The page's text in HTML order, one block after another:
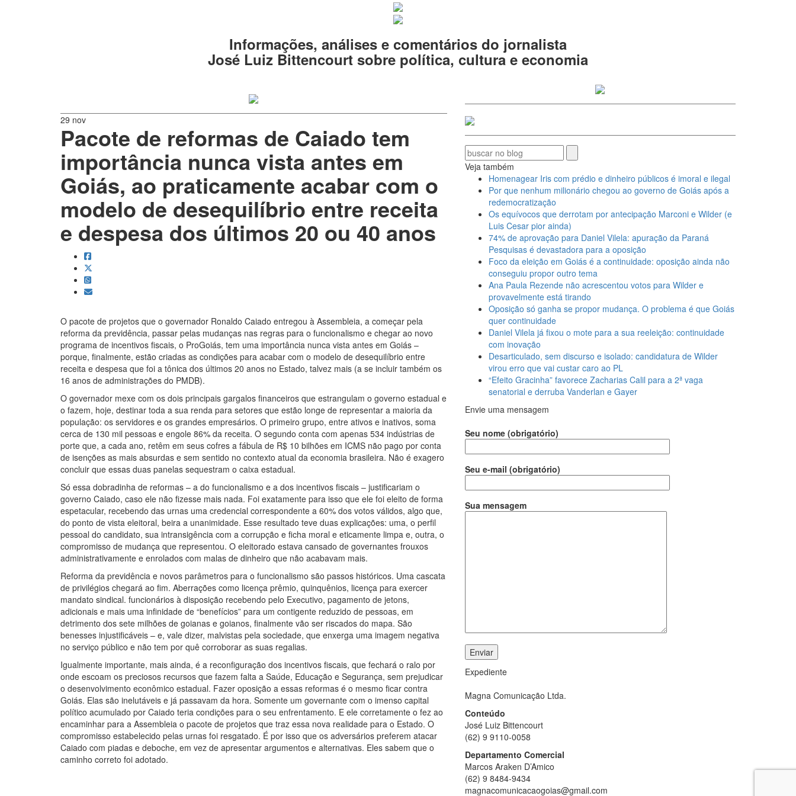
Informações, análises e comentários do jornalista
José Luiz Bittencourt sobre política, cultura e economia
29 nov
Pacote de reformas de Caiado tem
importância nunca vista antes em
Goiás, ao praticamente acabar com o
modelo de desequilíbrio entre receita
e despesa dos últimos 20 ou 40 anos
O pacote de projetos que o governador Ronaldo Caiado entregou à Assembleia, a começar pela
reforma da previdência, passar pelas mudanças nas regras para o funcionalismo e chegar ao novo
programa de incentivos fiscais, o ProGoiás, tem uma importância nunca vista antes em Goiás –
porque, finalmente, estão criadas as condições para acabar com o modelo de desequilíbrio entre
receita e despesa que foi a tônica dos últimos 20 anos no Estado, talvez mais (a se incluir também os
16 anos de administrações do PMDB).
O governador mexe com os dois principais gargalos financeiros que estrangulam o governo estadual e
o fazem, hoje, destinar toda a sua renda para setores que estão longe de representar a maioria da
população: os servidores e os grandes empresários. O primeiro grupo, entre ativos e inativos, soma
cerca de 130 mil pessoas e engole 86% da receita. O segundo conta com apenas 534 indústrias de
porte que, a cada ano, retêm em seus cofres a fábula de R$ 10 bilhões em ICMS não pago por conta
de isenções as mais absurdas e sem sentido no contexto atual da economia brasileira. Não é exagero
concluir que essas duas panelas sequestram o caixa estadual.
Só essa dobradinha de reformas – a do funcionalismo e a dos incentivos fiscais – justificariam o
governo Caiado, caso ele não fizesse mais nada. Foi exatamente para isso que ele foi eleito de forma
espetacular, recebendo das urnas uma credencial correspondente a 60% dos votos válidos, algo que,
do ponto de vista eleitoral, beira a unanimidade. Esse resultado teve duas explicações: uma, o perfil
pessoal do candidato, sua intransigência com a corrupção e ficha moral e eticamente limpa e, outra, o
compromisso de mudança que representou. O eleitorado estava cansado de governantes frouxos
administrativamente e enrolados com malas de dinheiro que não acabavam mais.
Reforma da previdência e novos parâmetros para o funcionalismo são passos históricos. Uma cascata
de privilégios chegará ao fim. Aberrações como licença prêmio, quinquênios, licença para exercer
mandato sindical. funcionários à disposição recebendo pelo Executivo, pagamento de jetons,
adicionais e mais uma infinidade de “benefícios” para um contigente reduzido de pessoas, em
detrimento dos sete milhões de goianas e goianos, finalmente vão ser riscados do mapa. São
benesses injustificáveis – e, vale dizer, malvistas pela sociedade, que enxerga uma imagem negativa
no serviço público e não tem por quê corroborar as suas regalias.
Igualmente importante, mais ainda, é a reconfiguração dos incentivos fiscais, que fechará o ralo por
onde escoam os preciosos recursos que fazem falta a Saúde, Educação e Segurança, sem prejudicar
o desenvolvimento econômico estadual. Fazer oposição a essas reformas é o mesmo ficar contra
Goiás. Elas são inelutáveis e já passavam da hora. Somente um governante com o imenso capital
político acumulado por Caiado teria condições para o seu enfrentamento. E ele corretamente o fez ao
encaminhar para a Assembleia o pacote de projetos que traz essa nova realidade para o Estado. O
compromisso estabelecido pelas urnas foi resgatado. É por isso que os adversários preferem atacar
Caiado com piadas e deboche, em vez de apresentar argumentos e alternativas. Eles sabem que o
caminho correto foi adotado.
Veja também
Homenagear Iris com prédio e dinheiro públicos é imoral e ilegal
Por que nenhum milionário chegou ao governo de Goiás após a
redemocratização
Os equívocos que derrotam por antecipação Marconi e Wilder (e
Luis Cesar pior ainda)
74% de aprovação para Daniel Vilela: apuração da Paraná
Pesquisas é devastadora para a oposição
Foco da eleição em Goiás é a continuidade: oposição ainda não
conseguiu propor outro tema
Ana Paula Rezende não acrescentou votos para Wilder e
provavelmente está tirando
Oposição só ganha se propor mudança. O problema é que Goiás
quer continuidade
Daniel Vilela já fixou o mote para a sua reeleição: continuidade
com inovação
Desarticulado, sem discurso e isolado: candidatura de Wilder
virou erro que vai custar caro ao PL
“Efeito Gracinha” favorece Zacharias Calil para a 2ª vaga
senatorial e derruba Vanderlan e Gayer
Envie uma mensagem
Seu nome (obrigatório)
Seu e-mail (obrigatório)
Sua mensagem
Expediente
Magna Comunicação Ltda.
Conteúdo
José Luiz Bittencourt
(62) 9 9110-0058
Departamento Comercial
Marcos Araken D’Amico
(62) 9 8484-9434
magnacomunicacaogoias@gmail.com